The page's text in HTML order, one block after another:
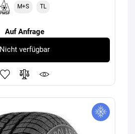
M+S TL
Auf Anfrage
Nicht verfügbar